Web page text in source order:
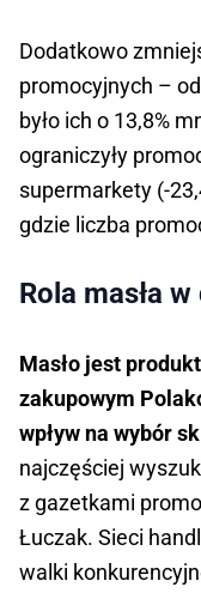
Dodatkowo
promocyjnych –
było ich o 13,8%
ograniczyły
supermarkety (-
gdzie liczba
Rola masła
Masło jest
zakupowym
wpływ na wybór
najczęściej
z gazetkami
Łuczak. Sieci
walki